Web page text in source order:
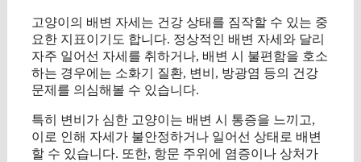
고양이의 배변 자세는 건강 상태를 짐작할 수 있는 중
요한 지표이기도 합니다. 정상적인 배변 자세와 달리
자주 일어선 자세를 취하거나, 배변 시 불편함을 호소
하는 경우에는 소화기 질환, 변비, 방광염 등의 건강
문제를 의심해볼 수 있습니다.
특히 변비가 심한 고양이는 배변 시 통증을 느끼고,
이로 인해 자세가 불안정하거나 일어선 상태로 배변
할 수 있습니다. 또한, 항문 주위에 염증이나 상처가